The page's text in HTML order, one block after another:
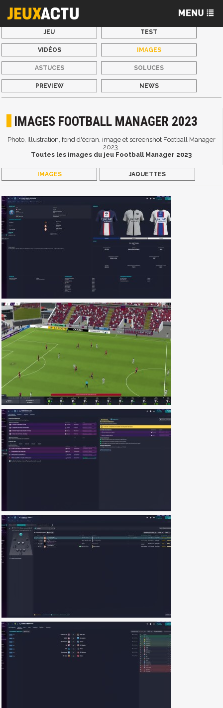
JEU TEST
VIDÉOS IMAGES
ASTUCES SOLUCES
PREVIEW NEWS
IMAGES FOOTBALL MANAGER 2023
Photo, Illustration, fond d'écran, image et screenshot Football Manager
2023.
Toutes les images du jeu Football Manager 2023
IMAGES JAQUETTES